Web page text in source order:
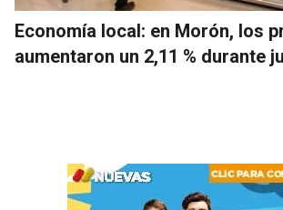
Economía local: en Morón, los
aumentaron un 2,11 % durante